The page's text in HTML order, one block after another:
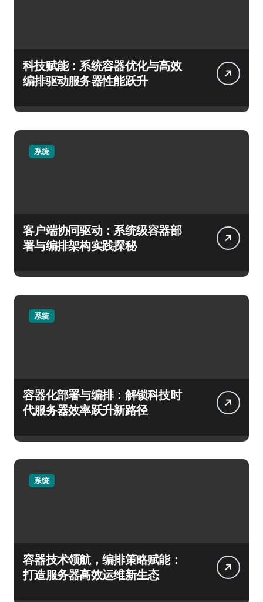
科技赋能：系统容器优化与高效
编排驱动服务器性能跃升
系统
客户端协同驱动：系统级容器部
署与编排架构实践探秘
系统
容器化部署与编排：解锁科技时
代服务器效率跃升新路径
系统
容器技术领航，编排策略赋能：
打造服务器高效运维新生态